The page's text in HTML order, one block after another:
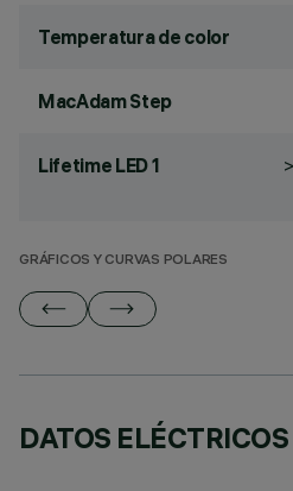
Temperatura de color
MacAdam Step
Lifetime LED 1
GRÁFICOS Y CURVAS POLARES
DATOS ELÉCTRICOS